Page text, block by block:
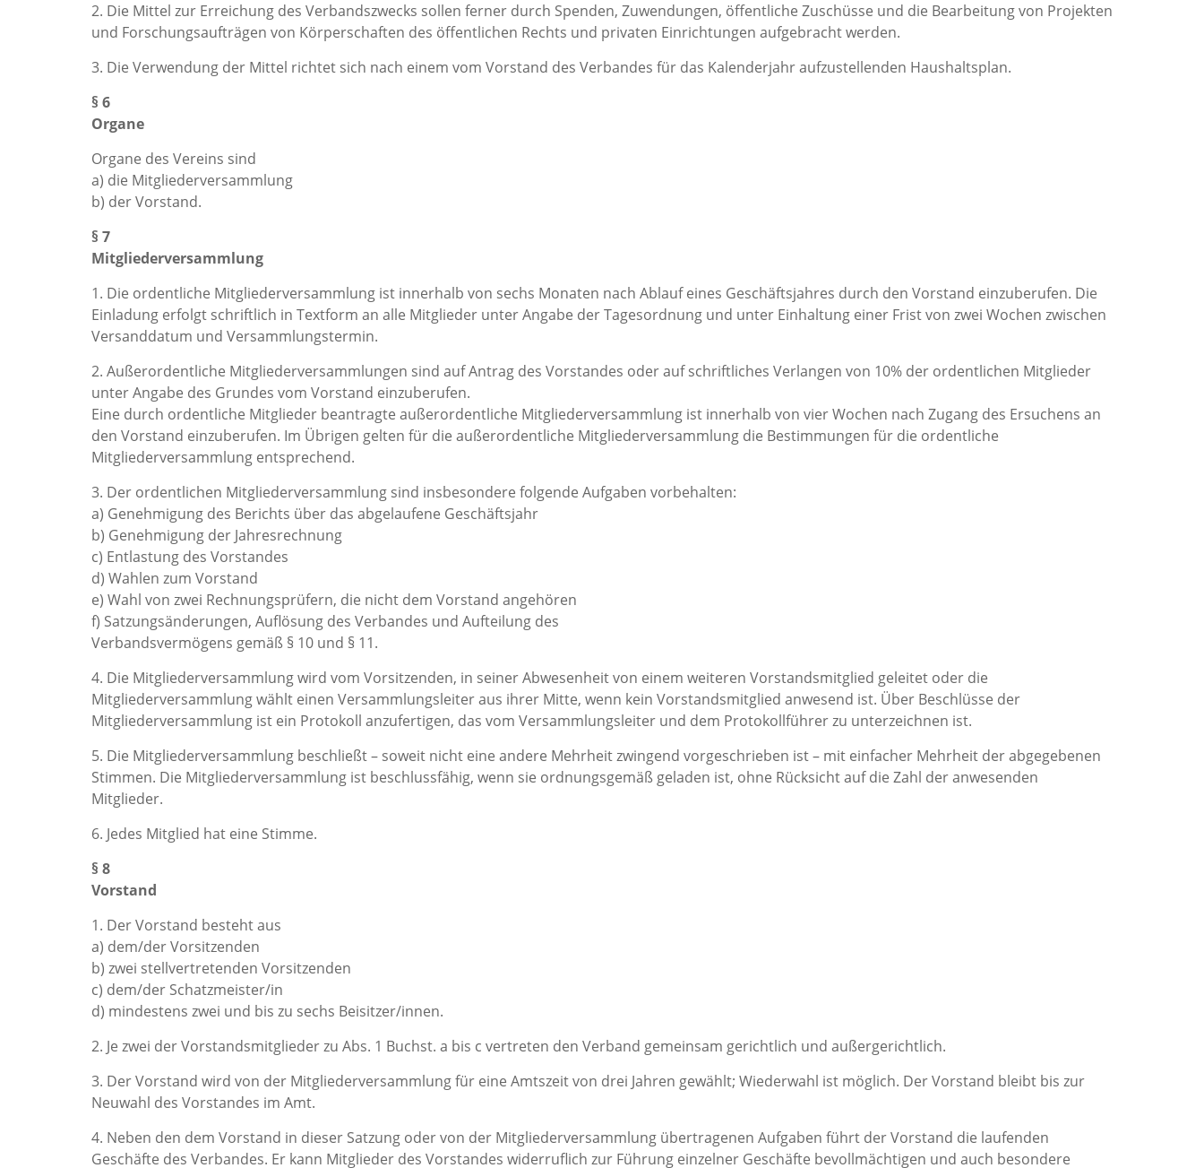
2. Die Mittel zur Erreichung des Verbandszwecks sollen ferner durch Spenden, Zuwendungen, öffentliche Zuschüsse und die Bearbeitung von Projekten
und Forschungsaufträgen von Körperschaften des öffentlichen Rechts und privaten Einrichtungen aufgebracht werden.
3. Die Verwendung der Mittel richtet sich nach einem vom Vorstand des Verbandes für das Kalenderjahr aufzustellenden Haushaltsplan.
§ 6
Organe
Organe des Vereins sind
a) die Mitgliederversammlung
b) der Vorstand.
§ 7
Mitgliederversammlung
1. Die ordentliche Mitgliederversammlung ist innerhalb von sechs Monaten nach Ablauf eines Geschäftsjahres durch den Vorstand einzuberufen. Die
Einladung erfolgt schriftlich in Textform an alle Mitglieder unter Angabe der Tagesordnung und unter Einhaltung einer Frist von zwei Wochen zwischen
Versanddatum und Versammlungstermin.
2. Außerordentliche Mitgliederversammlungen sind auf Antrag des Vorstandes oder auf schriftliches Verlangen von 10% der ordentlichen Mitglieder
unter Angabe des Grundes vom Vorstand einzuberufen.
Eine durch ordentliche Mitglieder beantragte außerordentliche Mitgliederversammlung ist innerhalb von vier Wochen nach Zugang des Ersuchens an
den Vorstand einzuberufen. Im Übrigen gelten für die außerordentliche Mitgliederversammlung die Bestimmungen für die ordentliche
Mitgliederversammlung entsprechend.
3. Der ordentlichen Mitgliederversammlung sind insbesondere folgende Aufgaben vorbehalten:
a) Genehmigung des Berichts über das abgelaufene Geschäftsjahr
b) Genehmigung der Jahresrechnung
c) Entlastung des Vorstandes
d) Wahlen zum Vorstand
e) Wahl von zwei Rechnungsprüfern, die nicht dem Vorstand angehören
f) Satzungsänderungen, Auflösung des Verbandes und Aufteilung des
Verbandsvermögens gemäß § 10 und § 11.
4. Die Mitgliederversammlung wird vom Vorsitzenden, in seiner Abwesenheit von einem weiteren Vorstandsmitglied geleitet oder die
Mitgliederversammlung wählt einen Versammlungsleiter aus ihrer Mitte, wenn kein Vorstandsmitglied anwesend ist. Über Beschlüsse der
Mitgliederversammlung ist ein Protokoll anzufertigen, das vom Versammlungsleiter und dem Protokollführer zu unterzeichnen ist.
5. Die Mitgliederversammlung beschließt – soweit nicht eine andere Mehrheit zwingend vorgeschrieben ist – mit einfacher Mehrheit der abgegebenen
Stimmen. Die Mitgliederversammlung ist beschlussfähig, wenn sie ordnungsgemäß geladen ist, ohne Rücksicht auf die Zahl der anwesenden
Mitglieder.
6. Jedes Mitglied hat eine Stimme.
§ 8
Vorstand
1. Der Vorstand besteht aus
a) dem/der Vorsitzenden
b) zwei stellvertretenden Vorsitzenden
c) dem/der Schatzmeister/in
d) mindestens zwei und bis zu sechs Beisitzer/innen.
2. Je zwei der Vorstandsmitglieder zu Abs. 1 Buchst. a bis c vertreten den Verband gemeinsam gerichtlich und außergerichtlich.
3. Der Vorstand wird von der Mitgliederversammlung für eine Amtszeit von drei Jahren gewählt; Wiederwahl ist möglich. Der Vorstand bleibt bis zur
Neuwahl des Vorstandes im Amt.
4. Neben den dem Vorstand in dieser Satzung oder von der Mitgliederversammlung übertragenen Aufgaben führt der Vorstand die laufenden
Geschäfte des Verbandes. Er kann Mitglieder des Vorstandes widerruflich zur Führung einzelner Geschäfte bevollmächtigen und auch besondere